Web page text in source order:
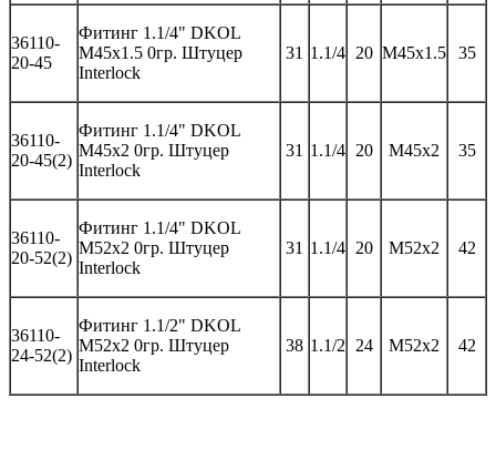
36110-
20-45
Фитинг 1.1/4" DKOL
M45x1.5 0гр. Штуцер
Interlock
31 1.1/4 20 M45x1.5 35
36110-
20-45(2)
Фитинг 1.1/4" DKOL
M45x2 0гр. Штуцер
Interlock
31 1.1/4 20 M45x2 35
36110-
20-52(2)
Фитинг 1.1/4" DKOL
M52x2 0гр. Штуцер
Interlock
31 1.1/4 20 M52x2 42
36110-
24-52(2)
Фитинг 1.1/2" DKOL
M52x2 0гр. Штуцер
Interlock
38 1.1/2 24 M52x2 42